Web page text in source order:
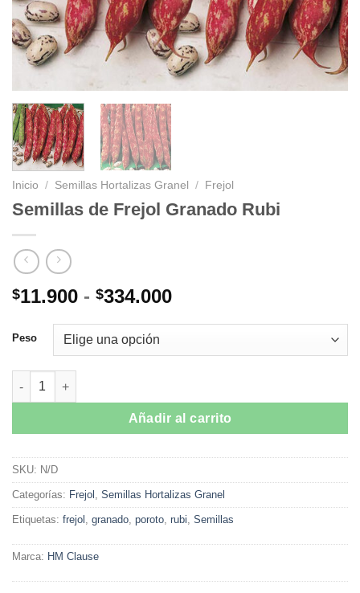
Inicio / Semillas Hortalizas Granel / Frejol
Semillas de Frejol Granado Rubi
$11.900 - $334.000Rango
desde
$334.000
Peso
Semillas de Frejol Granado Rubi cantidad
Añadir al carrito
SKU: N/D
Categorías: Frejol , Semillas Hortalizas Granel
Etiquetas: frejol , granado, poroto, rubi, Semillas
Marca: HM Clause